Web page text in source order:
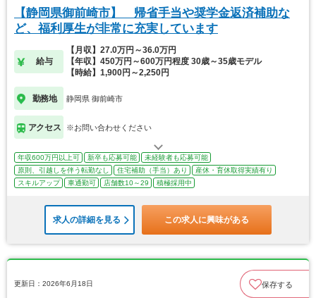
【静岡県御前崎市】 帰省手当や奨学金返済補助な
ど、福利厚生が非常に充実しています
給与
【月収】27.0万円～36.0万円
【年収】450万円～600万円程度 30歳～35歳モデル
【時給】1,900円～2,250円
勤務地 静岡県 御前崎市
アクセス ※お問い合わせください
年収600万円以上可 新卒も応募可能
未経験者も応募可能
原則、引越しを伴う転勤なし
住宅補助（手当）あり
産休・育休取得実績有り
スキルアップ
車通勤可 店舗数10～29 積極採用中
求人の詳細を見る この求人に興味がある
更新日：2026年6月18日 保存する